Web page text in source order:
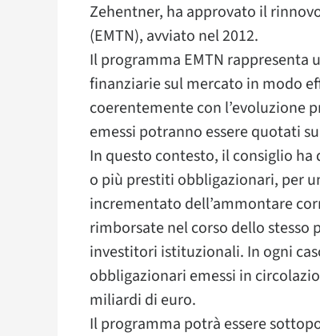
Zehentner, ha approvato il
(EMTN), avviato nel 2012.
Il programma EMTN rappresenta
finanziarie sul mercato in modo
coerentemente con l’evoluzione
emessi potranno essere quotati
In questo contesto, il consiglio
o più prestiti obbligazionari, per
incrementato dell’ammontare
rimborsate nel corso dello stesso
investitori istituzionali. In ogni
obbligazionari emessi in
miliardi di euro.
Il programma potrà essere